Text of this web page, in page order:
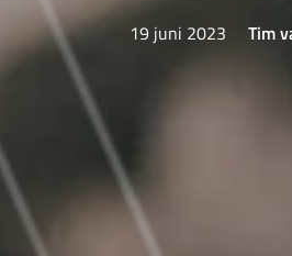
19 juni 2023 Tim